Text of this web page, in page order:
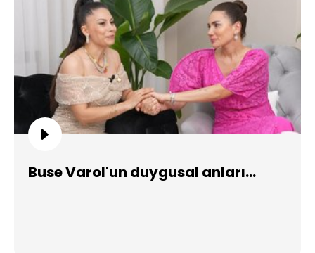
Buse Varol'un duygusal anları...